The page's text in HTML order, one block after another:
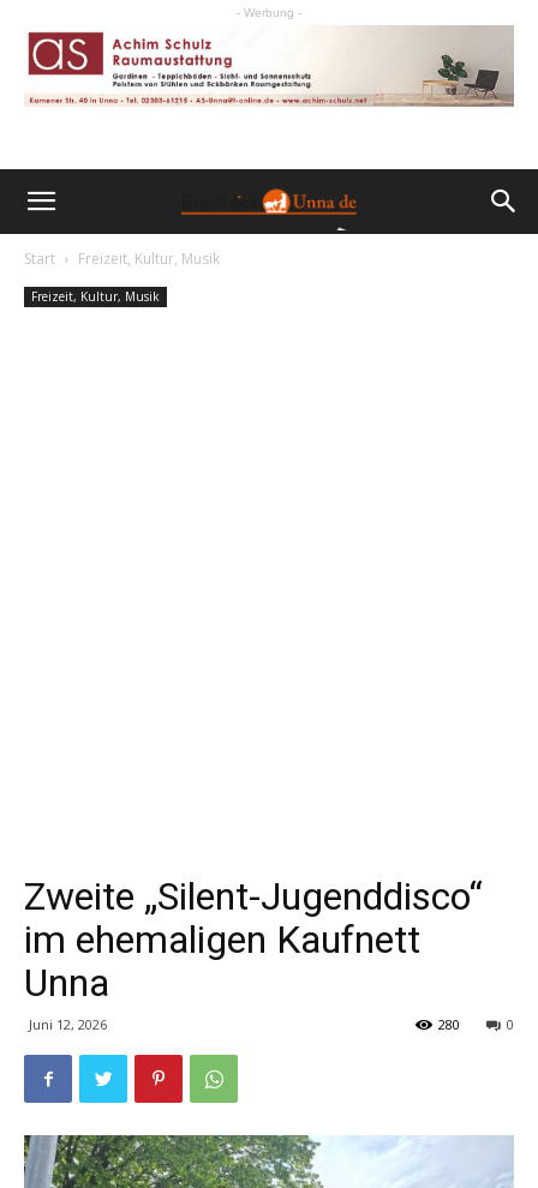
- Werbung -
Start Freizeit, Kultur, Musik
Freizeit, Kultur, Musik
Zweite „Silent-Jugenddisco“
im ehemaligen Kaufnett
Unna
Juni 12, 2026 0
280